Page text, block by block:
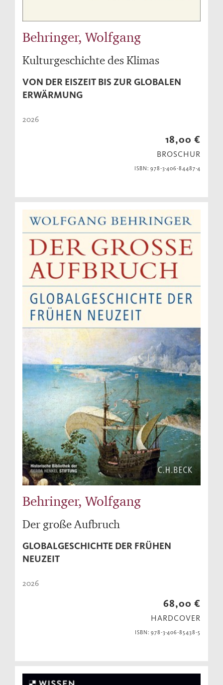
Behringer, Wolfgang
Kulturgeschichte des Klimas
VON DER EISZEIT BIS ZUR GLOBALEN
ERWÄRMUNG
2026
18,00 €
BROSCHUR
ISBN: 978-3-406-84487-4
Behringer, Wolfgang
Der große Aufbruch
GLOBALGESCHICHTE DER FRÜHEN
NEUZEIT
2026
68,00 €
HARDCOVER
ISBN: 978-3-406-85438-5